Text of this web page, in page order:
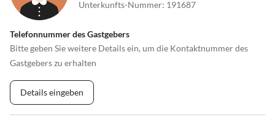
Unterkunfts-Nummer: 191687
Telefonnummer des Gastgebers
Bitte geben Sie weitere Details ein, um die Kontaktnummer des
Gastgebers zu erhalten
Details eingeben